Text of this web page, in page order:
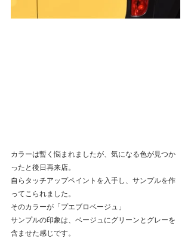
カラーは暫く悩まれましたが、気になる色が見つか
ったと後日再来店。
自らタッチアップペイントを入手し、サンプルを作
ってこられました。
そのカラーが「プエブロベージュ」
サンプルの印象は、ベージュにグリーンとグレーを
含ませた感じです。